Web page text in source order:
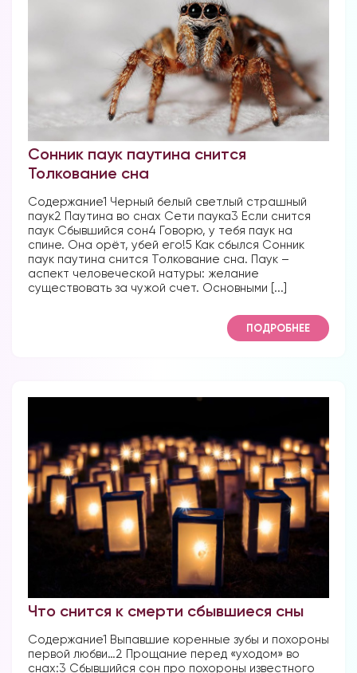
Сонник паук паутина снится
Толкование сна
Содержание1 Черный белый светлый страшный
паук2 Паутина во снах Сети паука3 Если снится
паук Сбывшийся сон4 Говорю, у тебя паук на
спине. Она орёт, убей его!5 Как сбылся Сонник
паук паутина снится Толкование сна. Паук –
аспект человеческой натуры: желание
существовать за чужой счет. Основными [...]
ПОДРОБНЕЕ
Что снится к смерти сбывшиеся сны
Содержание1 Выпавшие коренные зубы и похороны
первой любви…2 Прощание перед «уходом» во
снах:3 Сбывшийся сон про похороны известного